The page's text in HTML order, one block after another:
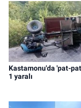
Kastamonu'da 'pat-
1 yaralı